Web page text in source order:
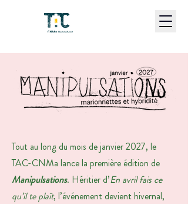
Tout au long du mois de janvier 2027, le
TAC-CNMa lance la première édition de
Manipulsations. Héritier d’En avril fais ce
qu’il te plaît, l’événement devient hivernal,